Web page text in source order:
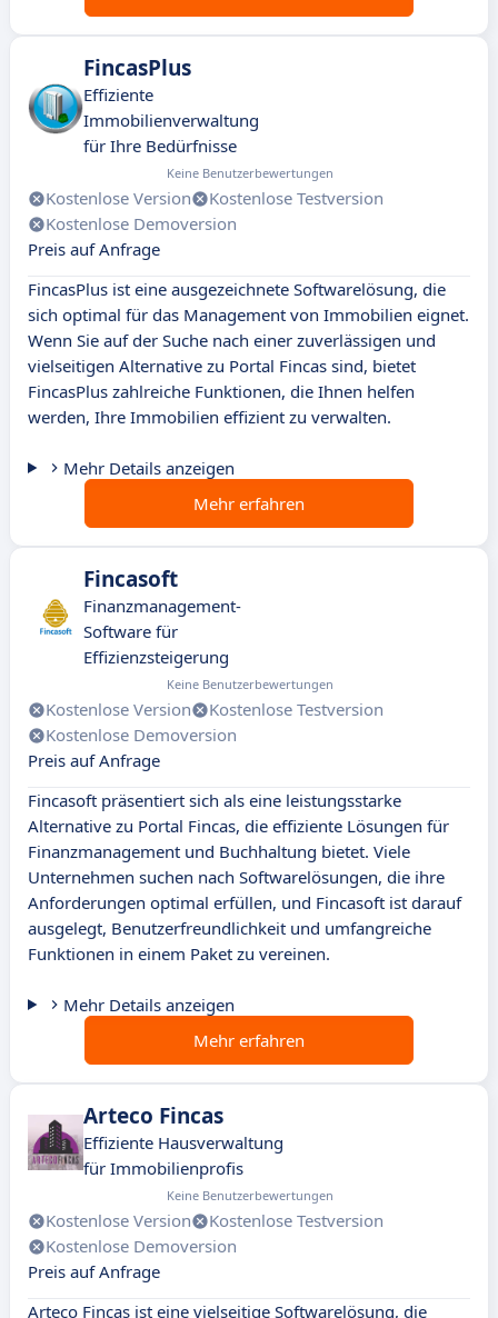
FincasPlus
Effiziente
Immobilienverwaltung
für Ihre Bedürfnisse
Keine Benutzerbewertungen
Kostenlose Version
Kostenlose Testversion
Kostenlose Demoversion
Preis auf Anfrage
FincasPlus ist eine ausgezeichnete Softwarelösung, die
sich optimal für das Management von Immobilien eignet.
Wenn Sie auf der Suche nach einer zuverlässigen und
vielseitigen Alternative zu Portal Fincas sind, bietet
FincasPlus zahlreiche Funktionen, die Ihnen helfen
werden, Ihre Immobilien effizient zu verwalten.
Mehr Details anzeigen
Mehr erfahren
Fincasoft
Finanzmanagement-
Software für
Effizienzsteigerung
Keine Benutzerbewertungen
Kostenlose Version
Kostenlose Testversion
Kostenlose Demoversion
Preis auf Anfrage
Fincasoft präsentiert sich als eine leistungsstarke
Alternative zu Portal Fincas, die effiziente Lösungen für
Finanzmanagement und Buchhaltung bietet. Viele
Unternehmen suchen nach Softwarelösungen, die ihre
Anforderungen optimal erfüllen, und Fincasoft ist darauf
ausgelegt, Benutzerfreundlichkeit und umfangreiche
Funktionen in einem Paket zu vereinen.
Mehr Details anzeigen
Mehr erfahren
Arteco Fincas
Effiziente Hausverwaltung
für Immobilienprofis
Keine Benutzerbewertungen
Kostenlose Version
Kostenlose Testversion
Kostenlose Demoversion
Preis auf Anfrage
Arteco Fincas ist eine vielseitige Softwarelösung, die